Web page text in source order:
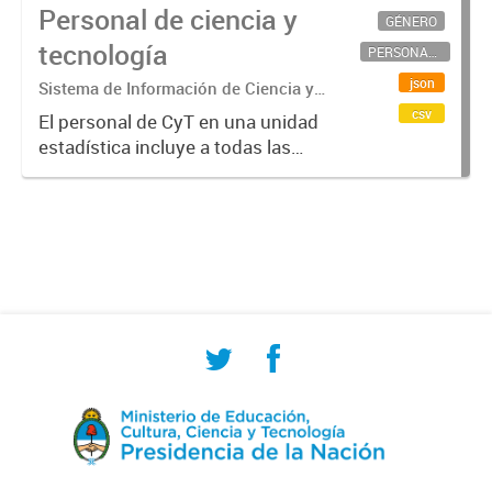
Personal de ciencia y
tecnología
Sistema de Información de Ciencia y
Tecnología Argentino (SICYTAR)
El personal de CyT en una unidad
estadística incluye a todas las
personas involucradas
GÉNERO
PERSONAL CIENTÍFICO-TECNOLÓGICO
json
csv